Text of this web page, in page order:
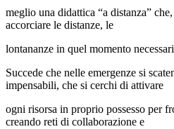
meglio una didattica “a distanza”
accorciare le distanze, le
lontananze in quel momento
Succede che nelle emergenze si
impensabili, che si cerchi di attivare
ogni risorsa in proprio possesso per
creando reti di collaborazione e